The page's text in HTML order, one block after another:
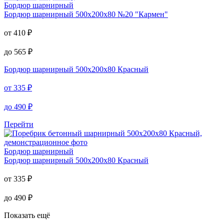
Бордюр шарнирный
Бордюр шарнирный 500х200х80 №20 "Кармен"
от 410 ₽
до 565 ₽
Бордюр шарнирный 500х200х80 Красный
от 335 ₽
до 490 ₽
Перейти
Бордюр шарнирный
Бордюр шарнирный 500х200х80 Красный
от 335 ₽
до 490 ₽
Показать ещё